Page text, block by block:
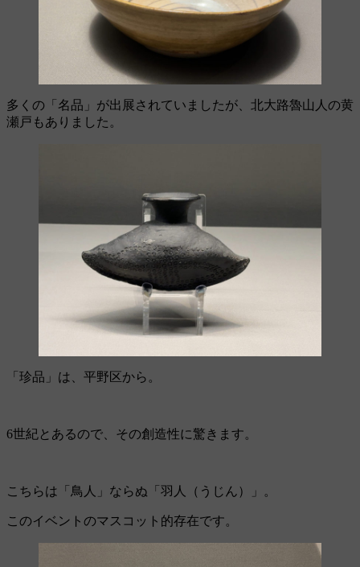
多くの「名品」が出展されていましたが、北大路魯山人の黄
瀬戸もありました。
「珍品」は、平野区から。
6世紀とあるので、その創造性に驚きます。
こちらは「鳥人」ならぬ「羽人（うじん）」。
このイベントのマスコット的存在です。